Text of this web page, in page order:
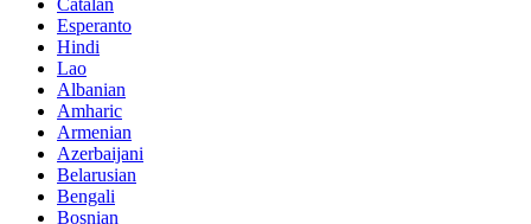
Esperanto
Hindi
Lao
Albanian
Amharic
Armenian
Azerbaijani
Belarusian
Bengali
Bosnian